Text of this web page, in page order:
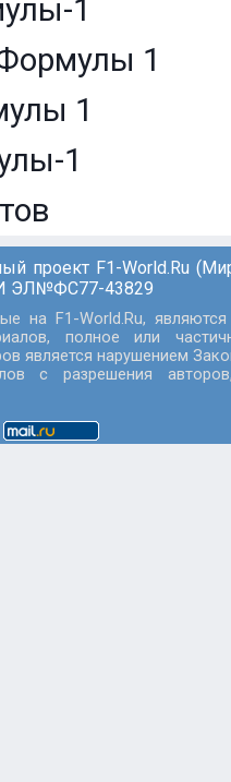
1
1
1
1
проект F1-World.Ru
ЭЛ№ФС77-43829
на F1-World.Ru,
полное или
является нарушением
с разрешения